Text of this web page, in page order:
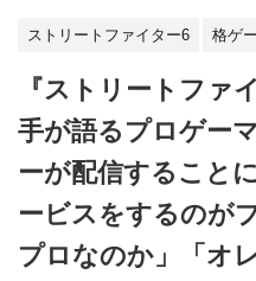
ストリートファイター6 格ゲ
『ストリートファ
手が語るプロゲー
ーが配信すること
ービスをするのが
プロなのか」「オ